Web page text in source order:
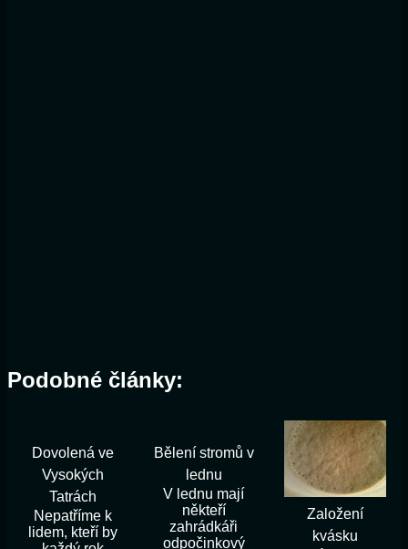
Podobné články:
Dovolená ve
Vysokých
Tatrách
Nepatříme k
lidem, kteří by
Bělení stromů v
lednu
V lednu mají
někteří
zahrádkáři
odpočinkový
Založení
kvásku